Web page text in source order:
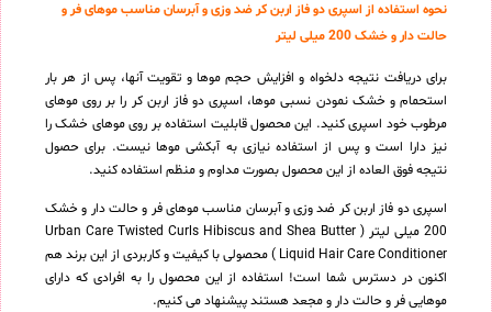
نحوه استفاده از اسپری دو فاز اربن کر ضد وزی و آبرسان مناسب موهای فر و
حالت دار و خشک 200 میلی لیتر
برای دریافت نتیجه دلخواه و افزایش حجم موها و تقویت آنها، پس از هر بار
استحمام و خشک نمودن نسبی موها، اسپری دو فاز اربن کر را بر روی موهای
مرطوب خود اسپری کنید. این محصول قابلیت استفاده بر روی موهای خشک را
نیز دارا است و پس از استفاده نیازی به آبکشی موها نیست. برای حصول
نتیجه فوق العاده از این محصول بصورت مداوم و منظم استفاده کنید.
اسپری دو فاز اربن کر ضد وزی و آبرسان مناسب موهای فر و حالت دار و خشک
200 میلی لیتر ( Urban Care Twisted Curls Hibiscus and Shea Butter
Liquid Hair Care Conditioner ) محصولی با کیفیت و کاربردی از این برند هم
اکنون در دسترس شما است! استفاده از این محصول را به افرادی که دارای
موهایی فر و حالت دار و مجعد هستند پیشنهاد می کنیم.